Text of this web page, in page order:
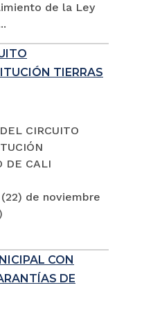
de la Ley
TIERRAS
CIRCUITO
DE CALI
de noviembre
CON
DE